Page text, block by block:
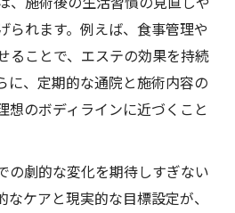
の下半身ケア方法の特徴
燃焼に効く施術を紹介
体質改善とサイズダウン体験
られます。例えば、食事管理や
ることで、エステの効果を持続
に、定期的な通院と施術内容の
想のボディラインに近づくこと
の劇的な変化を期待しすぎない
なケアと現実的な目標設定が、